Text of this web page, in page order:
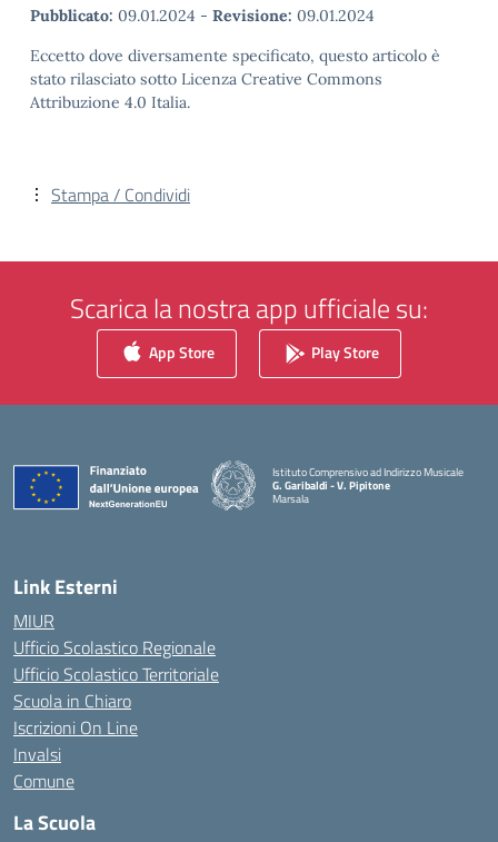
Pubblicato: 09.01.2024 - Revisione: 09.01.2024
Eccetto dove diversamente specificato, questo articolo è
stato rilasciato sotto Licenza Creative Commons
Attribuzione 4.0 Italia.
Stampa / Condividi
Scarica la nostra app ufficiale su:
App Store Play Store
Istituto Comprensivo ad Indirizzo Musicale
G. Garibaldi - V. Pipitone
Marsala
Link Esterni
MIUR
Ufficio Scolastico Regionale
Ufficio Scolastico Territoriale
Scuola in Chiaro
Iscrizioni On Line
Invalsi
Comune
La Scuola